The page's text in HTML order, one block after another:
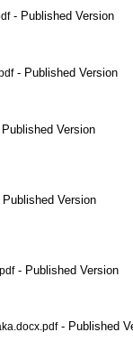
- Published Version
- Published Version
Version
Version
- Published Version
- Published